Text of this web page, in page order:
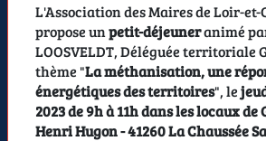
L'Association des Maires de Loir-et-
propose unpetit-déjeuneranimé
LOOSVELDT, Déléguée territoriale
thème "La méthanisation, une
énergétiques des territoires", le
2023 de 9h à 11h dans les locaux de
Henri Hugon - 41260 La Chaussée